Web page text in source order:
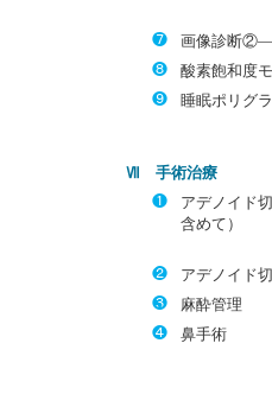
❼
画像診断
❽
酸素飽和度
❾
睡眠ポリグ
Ⅶ 手術治療
❶
アデノイド
含めて）
❷
アデノイド
❸
麻酔管理
❹
鼻手術